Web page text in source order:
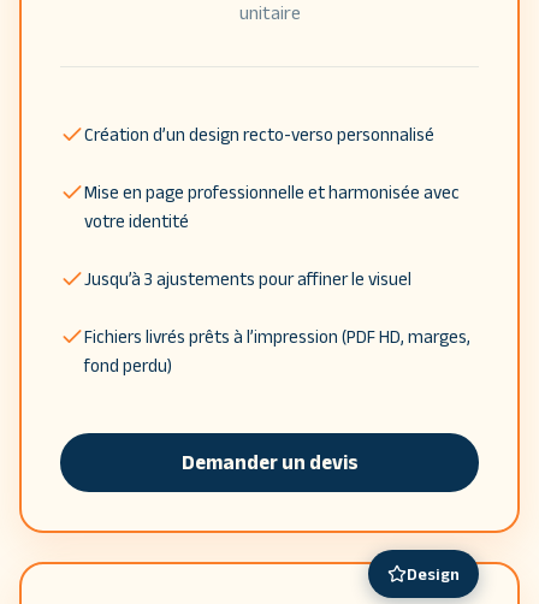
unitaire
Création d’un design recto-verso personnalisé
Mise en page professionnelle et harmonisée avec
votre identité
Jusqu’à 3 ajustements pour affiner le visuel
Fichiers livrés prêts à l’impression (PDF HD, marges,
fond perdu)
Demander un devis
Design